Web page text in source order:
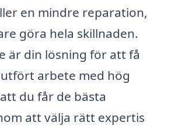
en mindre reparation,
göra hela skillnaden.
är din lösning för att få
arbete med hög
du får de bästa
att välja rätt expertis